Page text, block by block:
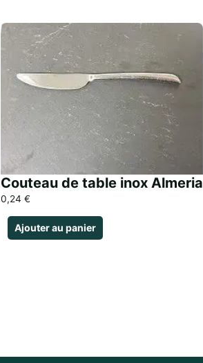
Couteau de table inox Almeria
0,24 €
Ajouter au panier